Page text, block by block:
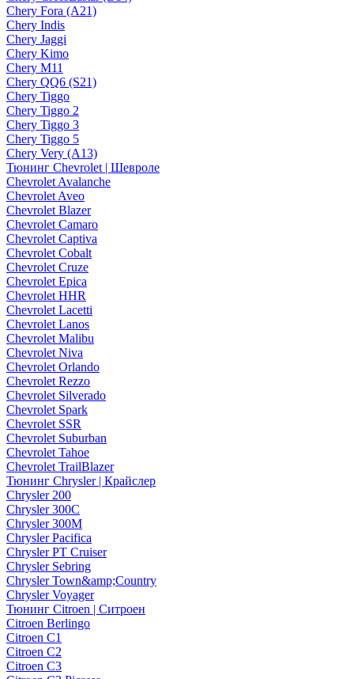
Chery Fora (A21)
Chery Indis
Chery Jaggi
Chery Kimo
Chery M11
Chery QQ6 (S21)
Chery Tiggo
Chery Tiggo 2
Chery Tiggo 3
Chery Tiggo 5
Chery Very (A13)
Тюнинг Chevrolet | Шевроле
Chevrolet Avalanche
Chevrolet Aveo
Chevrolet Blazer
Chevrolet Camaro
Chevrolet Captiva
Chevrolet Cobalt
Chevrolet Cruze
Chevrolet Epica
Chevrolet HHR
Chevrolet Lacetti
Chevrolet Lanos
Chevrolet Malibu
Chevrolet Niva
Chevrolet Orlando
Chevrolet Rezzo
Chevrolet Silverado
Chevrolet Spark
Chevrolet SSR
Chevrolet Suburban
Chevrolet Tahoe
Chevrolet TrailBlazer
Тюнинг Chrysler | Крайслер
Chrysler 200
Chrysler 300C
Chrysler 300M
Chrysler Pacifica
Chrysler PT Cruiser
Chrysler Sebring
Chrysler Town&amp;Country
Chrysler Voyager
Тюнинг Citroen | Ситроен
Citroen Berlingo
Citroen C1
Citroen C2
Citroen C3